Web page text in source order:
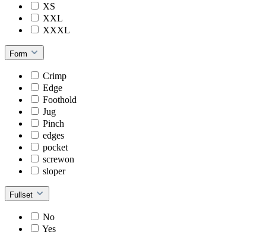
XS
XXL
XXXL
Form
Crimp
Edge
Foothold
Jug
Pinch
edges
pocket
screwon
sloper
Fullset
No
Yes